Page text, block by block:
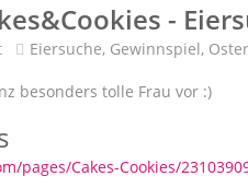
-
Eiersuche, Gewinnspiel,
besonders tolle Frau vor :)
pages/Cakes-Cookies/